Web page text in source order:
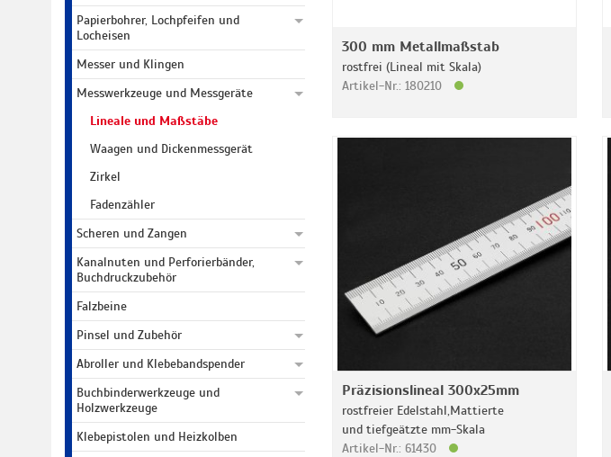
Papierbohrer, Lochpfeifen und
Locheisen
Messer und Klingen
Messwerkzeuge und Messgeräte
Lineale und Maßstäbe
Waagen und Dickenmessgerät
Zirkel
Fadenzähler
Scheren und Zangen
Kanalnuten und Perforierbänder,
Buchdruckzubehör
Falzbeine
Pinsel und Zubehör
Abroller und Klebebandspender
Buchbinderwerkzeuge und
Holzwerkzeuge
Klebepistolen und Heizkolben
300 mm Metallmaßstab
rostfrei (Lineal mit Skala)
Artikel-Nr.: 180210
Präzisionslineal 300x25mm
rostfreier Edelstahl,Mattierte
und tiefgeätzte mm-Skala
Artikel-Nr.: 61430